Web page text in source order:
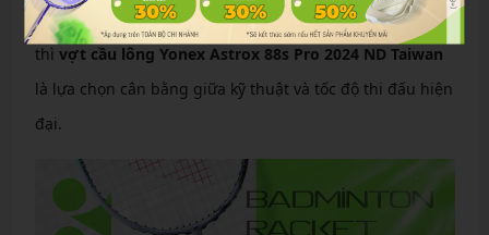
thì vợt cầu lông Yonex Astrox 88s Pro 2024 ND Taiwan
là lựa chọn cân bằng giữa kỹ thuật và tốc độ thi đấu hiện
đại.